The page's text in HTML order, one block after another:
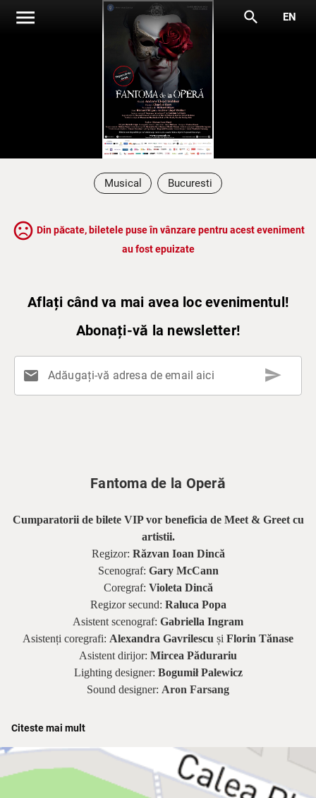
menu search EN
Musical Bucuresti
sentiment_very_dissatisfied Din păcate, biletele puse în vânzare pentru acest eveniment
au fost epuizate
Aflați când va mai avea loc evenimentul!
Abonați-vă la newsletter!
mail Adăugați-vă adresa de email aici send
Fantoma de la Operă
Cumparatorii de bilete VIP vor beneficia de Meet & Greet cu
artistii.
Regizor: Răzvan Ioan Dincă
Scenograf: Gary McCann
Coregraf: Violeta Dincă
Regizor secund: Raluca Popa
Asistent scenograf: Gabriella Ingram
Asistenți coregrafi: Alexandra Gavrilescu și Florin Tănase
Asistent dirijor: Mircea Pădurariu
Lighting designer: Bogumił Palewicz
Sound designer: Aron Farsang
Adrian Nour | Irina Baianț | Raoul:
Mendél |
Carlotta: Rodica Ștefan |Piangi:Andrei Petre |
Mr. Andre: Ernest Fazekaș / Cătălin
Citeste mai mult